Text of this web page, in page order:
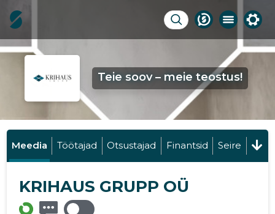
Teie soov – meie teostus!
Meedia Töötajad Otsustajad Finantsid Seire
KRIHAUS GRUPP OÜ